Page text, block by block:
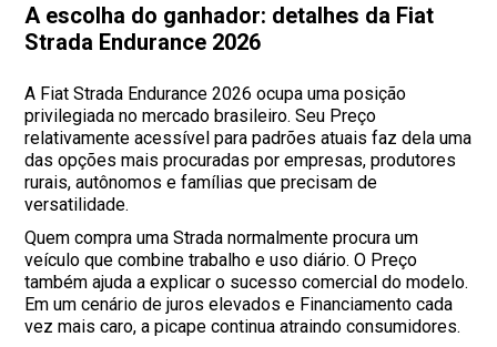
A escolha do ganhador: detalhes da Fiat
Strada Endurance 2026
A Fiat Strada Endurance 2026 ocupa uma posição
privilegiada no mercado brasileiro. Seu Preço
relativamente acessível para padrões atuais faz dela uma
das opções mais procuradas por empresas, produtores
rurais, autônomos e famílias que precisam de
versatilidade.
Quem compra uma Strada normalmente procura um
veículo que combine trabalho e uso diário. O Preço
também ajuda a explicar o sucesso comercial do modelo.
Em um cenário de juros elevados e Financiamento cada
vez mais caro, a picape continua atraindo consumidores.